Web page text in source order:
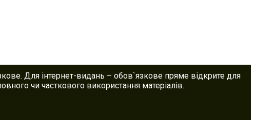
Для інтернет-видань – обов`язкове пряме відкрите для
чи часткового використання матеріалів.